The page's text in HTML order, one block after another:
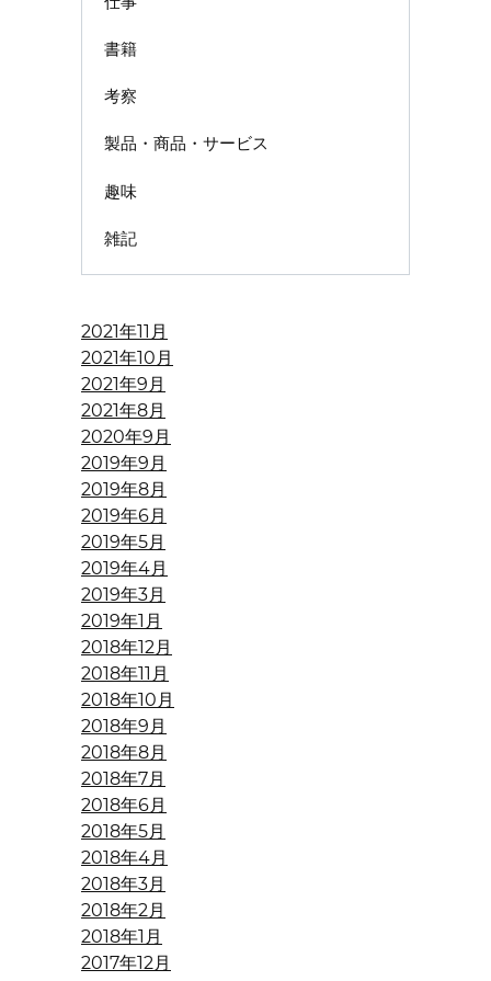
書籍
考察
製品・商品・サービス
趣味
雑記
2021年11月
2021年10月
2021年9月
2021年8月
2020年9月
2019年9月
2019年8月
2019年6月
2019年5月
2019年4月
2019年3月
2019年1月
2018年12月
2018年11月
2018年10月
2018年9月
2018年8月
2018年7月
2018年6月
2018年5月
2018年4月
2018年3月
2018年2月
2018年1月
2017年12月